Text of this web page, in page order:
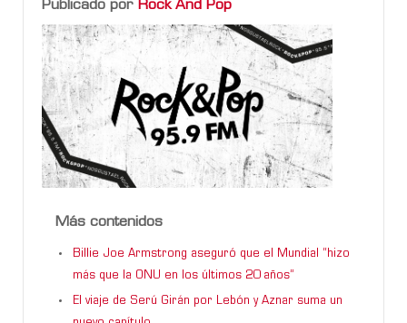
Publicado por Rock And Pop
Más contenidos
Billie Joe Armstrong aseguró que el Mundial “hizo
más que la ONU en los últimos 20 años”
El viaje de Serú Girán por Lebón y Aznar suma un